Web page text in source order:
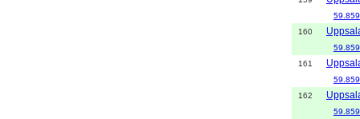
160
161
162